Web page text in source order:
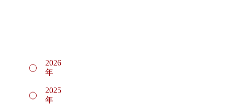
2026
年
2025
年